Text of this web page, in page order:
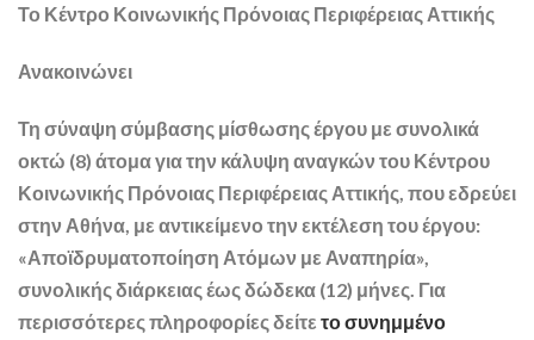
Το Κέντρο Κοινωνικής Πρόνοιας Περιφέρειας Αττικής
Ανακοινώνει
Τη σύναψη σύμβασης μίσθωσης έργου με συνολικά
οκτώ (8) άτομα για την κάλυψη αναγκών του Κέντρου
Κοινωνικής Πρόνοιας Περιφέρειας Αττικής, που εδρεύει
στην Αθήνα, με αντικείμενο την εκτέλεση του έργου:
«Αποϊδρυματοποίηση Ατόμων με Αναπηρία»,
συνολικής διάρκειας έως δώδεκα (12) μήνες. Για
περισσότερες πληροφορίες δείτε το συνημμένο